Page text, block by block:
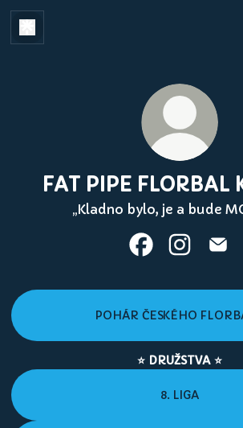
FAT PIPE FLORBAL
„Kladno bylo, je a bude
POHÁR ČESKÉHO
⭐️ DRUŽSTVA ⭐️
8. LIGA